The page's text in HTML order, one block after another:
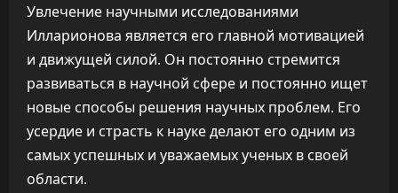
Увлечение научными исследованиями
Илларионова является его главной мотивацией
и движущей силой. Он постоянно стремится
развиваться в научной сфере и постоянно ищет
новые способы решения научных проблем. Его
усердие и страсть к науке делают его одним из
самых успешных и уважаемых ученых в своей
области.